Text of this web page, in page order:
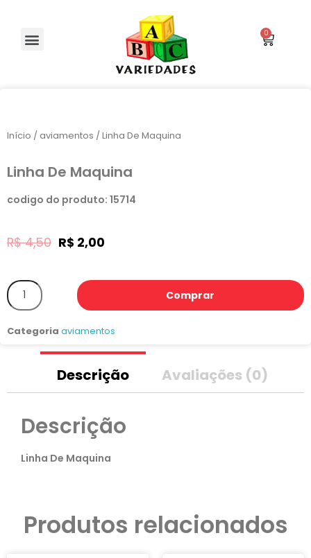
Início / aviamentos / Linha De Maquina
Linha De Maquina
codigo do produto: 15714
R$4,50 R$ 2,00
Comprar
Categoria aviamentos
Descrição Avaliações (0)
Descrição
Linha De Maquina
Produtos relacionados